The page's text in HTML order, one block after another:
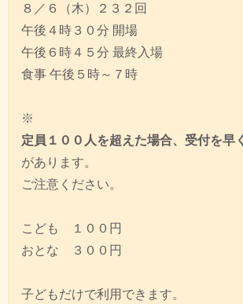
ー
シ
ョ
８／６（木）２３２回
午後４時３０分 開場
午後６時４５分 最終入場
食事 午後５時～７時
※
定員１００人を超えた場合、受付を早
があります。
ご注意ください。
こども １００円
おとな ３００円
子どもだけで利用できます。